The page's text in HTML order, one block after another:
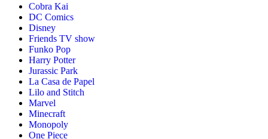
Cobra Kai
DC Comics
Disney
Friends TV show
Funko Pop
Harry Potter
Jurassic Park
La Casa de Papel
Lilo and Stitch
Marvel
Minecraft
Monopoly
One Piece